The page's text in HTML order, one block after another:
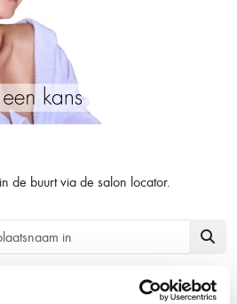
de buurt via de salon locator.